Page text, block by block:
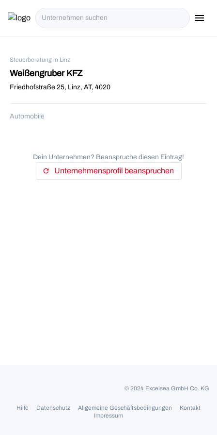
menu
Steuerberatung in Linz
Weißengruber KFZ
Friedhofstraße 25, Linz, AT, 4020
Automobile
Dein Unternehmen? Beanspruche diesen Eintrag!
refresh Unternehmensprofil beanspruchen
© 2024 Excelsea GmbH Co. KG
Hilfe Datenschutz Allgemeine Geschäftsbedingungen
Kontakt
Impressum